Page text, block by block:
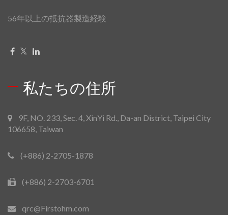
56年以上の抵抗器製造経験
私たちの住所
9F, NO. 233, Sec. 4, XinYi Rd., Da-an District, Taipei City
106658, Taiwan
(+886) 2-2705-1878
(+886) 2-2703-6701
qrc@Firstohm.com